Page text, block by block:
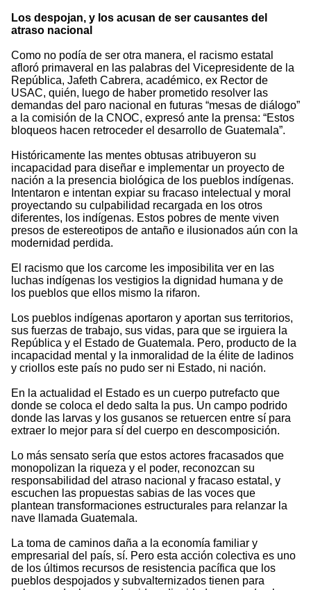
Los despojan, y los acusan de ser causantes del
atraso nacional
Como no podía de ser otra manera, el racismo estatal
afloró primaveral en las palabras del Vicepresidente de la
República, Jafeth Cabrera, académico, ex Rector de
USAC, quién, luego de haber prometido resolver las
demandas del paro nacional en futuras “mesas de diálogo”
a la comisión de la CNOC, expresó ante la prensa: “Estos
bloqueos hacen retroceder el desarrollo de Guatemala”.
Históricamente las mentes obtusas atribuyeron su
incapacidad para diseñar e implementar un proyecto de
nación a la presencia biológica de los pueblos indígenas.
Intentaron e intentan expiar su fracaso intelectual y moral
proyectando su culpabilidad recargada en los otros
diferentes, los indígenas. Estos pobres de mente viven
presos de estereotipos de antaño e ilusionados aún con la
modernidad perdida.
El racismo que los carcome les imposibilita ver en las
luchas indígenas los vestigios la dignidad humana y de
los pueblos que ellos mismo la rifaron.
Los pueblos indígenas aportaron y aportan sus territorios,
sus fuerzas de trabajo, sus vidas, para que se irguiera la
República y el Estado de Guatemala. Pero, producto de la
incapacidad mental y la inmoralidad de la élite de ladinos
y criollos este país no pudo ser ni Estado, ni nación.
En la actualidad el Estado es un cuerpo putrefacto que
donde se coloca el dedo salta la pus. Un campo podrido
donde las larvas y los gusanos se retuercen entre sí para
extraer lo mejor para sí del cuerpo en descomposición.
Lo más sensato sería que estos actores fracasados que
monopolizan la riqueza y el poder, reconozcan su
responsabilidad del atraso nacional y fracaso estatal, y
escuchen las propuestas sabias de las voces que
plantean transformaciones estructurales para relanzar la
nave llamada Guatemala.
La toma de caminos daña a la economía familiar y
empresarial del país, sí. Pero esta acción colectiva es uno
de los últimos recursos de resistencia pacífica que los
pueblos despojados y subvalternizados tienen para